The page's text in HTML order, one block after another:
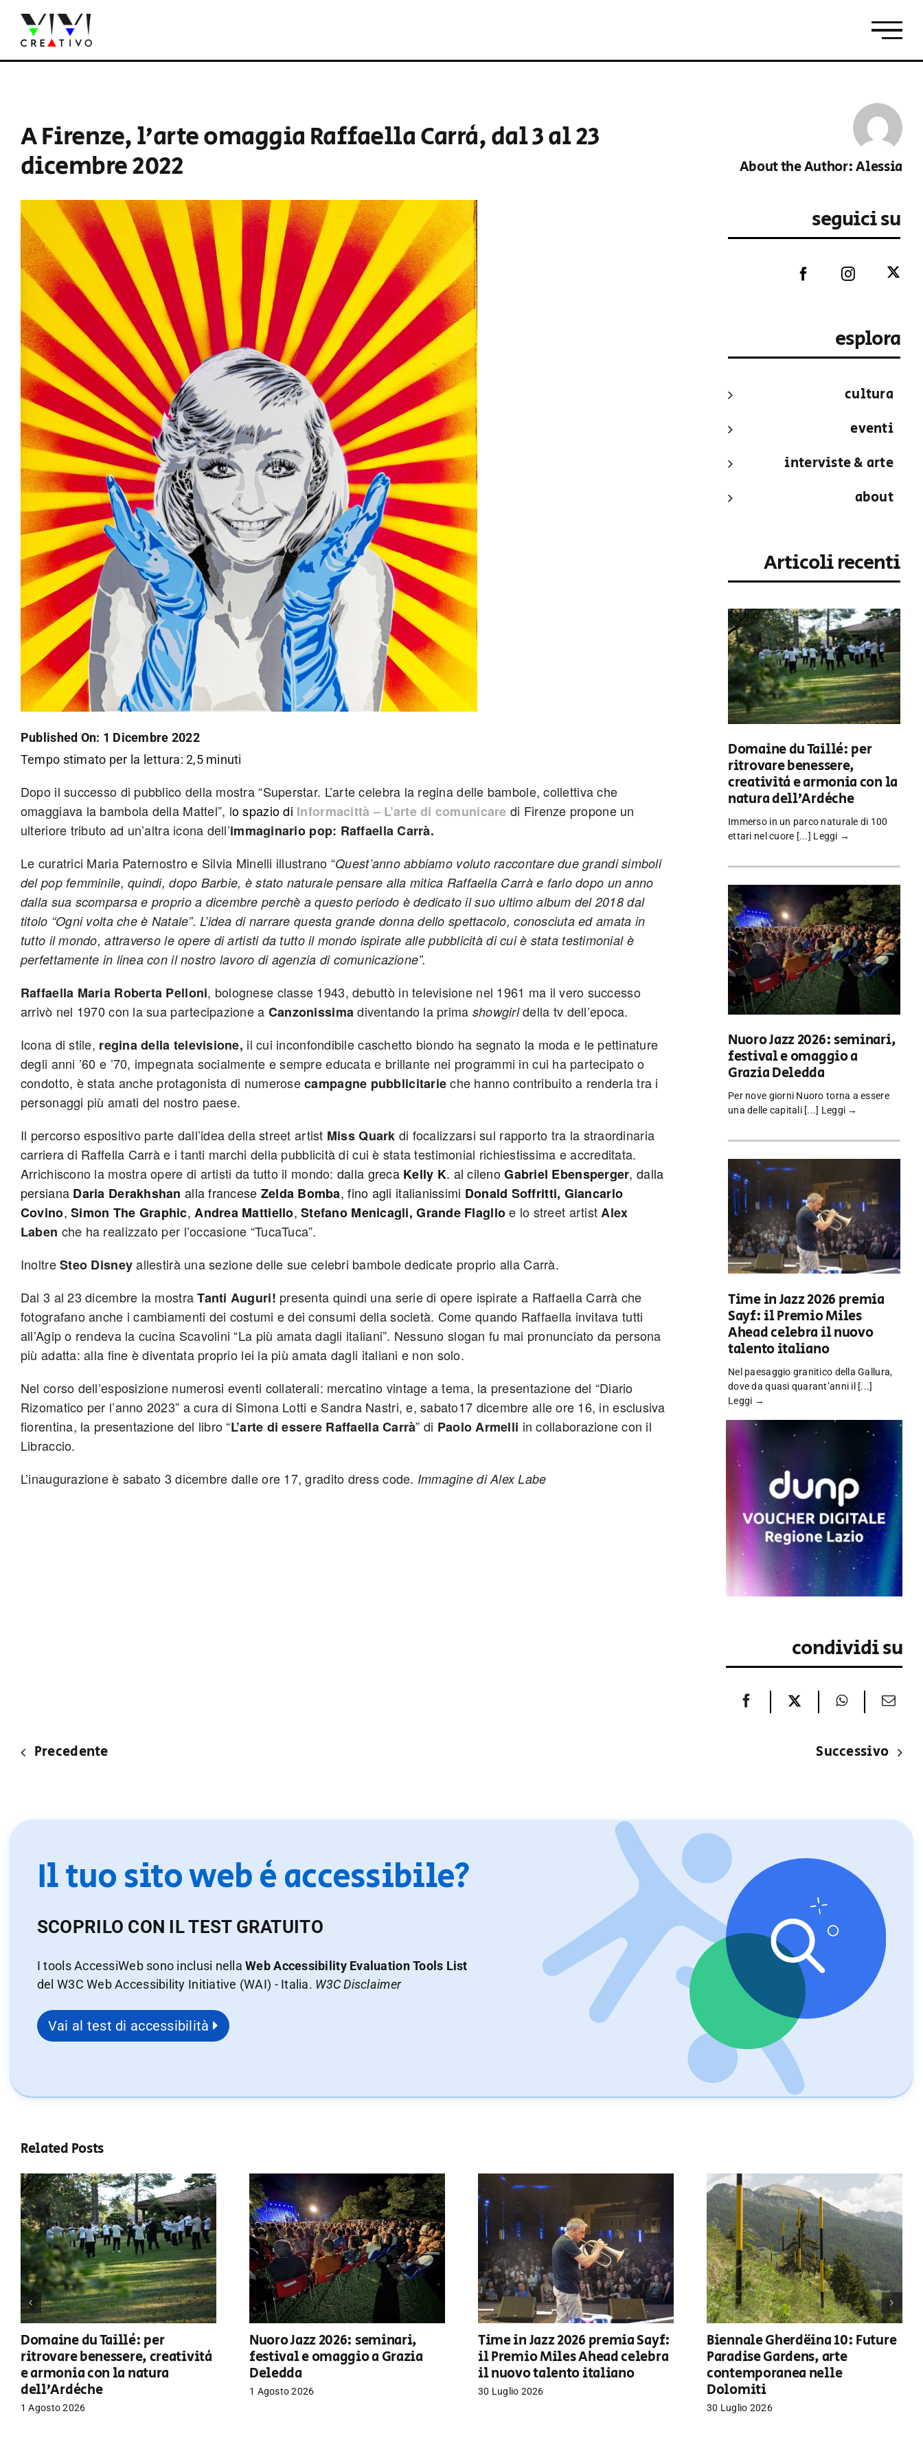
contenuto
A Firenze, l’arte omaggia Raffaella Carrà, dal 3 al 23
dicembre 2022
About the Author:Alessia
Published On: 1 Dicembre 2022
Tempo stimato per la lettura: 2,5 minuti
Dopo il successo di pubblico della mostra “Superstar. L’arte celebra la regina delle bambole, collettiva che
omaggiava la bambola della Mattel”, lo spazio di Informacittà – L’arte di comunicare di Firenze propone un
ulteriore tributo ad un’altra icona dell’immaginario pop: Raffaella Carrà.
Le curatrici Maria Paternostro e Silvia Minelli illustrano “Quest’anno abbiamo voluto raccontare due grandi simboli
del pop femminile, quindi, dopo Barbie, è stato naturale pensare alla mitica Raffaella Carrà e farlo dopo un anno
dalla sua scomparsa e proprio a dicembre perchè a questo periodo è dedicato il suo ultimo album del 2018 dal
titolo “Ogni volta che è Natale”. L’idea di narrare questa grande donna dello spettacolo, conosciuta ed amata in
tutto il mondo, attraverso le opere di artisti da tutto il mondo ispirate alle pubblicità di cui è stata testimonial è
perfettamente in linea con il nostro lavoro di agenzia di comunicazione”.
Raffaella Maria Roberta Pelloni, bolognese classe 1943, debuttò in televisione nel 1961 ma il vero successo
arrivò nel 1970 con la sua partecipazione a Canzonissimadiventando la prima showgirldella tv dell’epoca.
Icona di stile, regina della televisione, il cui inconfondibile caschetto biondo ha segnato la moda e le pettinature
degli anni ’60 e ’70, impegnata socialmente e sempre educata e brillante nei programmi in cui ha partecipato o
condotto, è stata anche protagonista di numerosecampagne pubblicitarieche hanno contribuito a renderla tra i
personaggi più amati del nostro paese.
Il percorso espositivo parte dall’idea della street artist Miss Quark di focalizzarsi sul rapporto tra la straordinaria
carriera di Raffella Carrà e i tanti marchi della pubblicità di cui è stata testimonial richiestissima e accreditata.
Arrichiscono la mostra opere di artisti da tutto il mondo: dalla greca Kelly K. al cilenoGabriel Ebensperger, dalla
persiana Daria Derakhshan alla francese Zelda Bomba, fino agli italianissimi Donald Soffritti, Giancarlo
Covino,Simon The Graphic, Andrea Mattiello,Stefano Menicagli, Grande Flaglloe lo street artist Alex
Laben che ha realizzato per l’occasione “TucaTuca”.
InoltreSteo Disneyallestirà una sezione delle sue celebri bambole dedicate proprio alla Carrà.
Dal 3 al 23 dicembre la mostraTanti Auguri! presenta quindi una serie di opere ispirate a Raffaella Carrà che
fotografano anche i cambiamenti dei costumi e dei consumi della società. Come quando Raffaella invitava tutti
all’Agip o rendeva la cucina Scavolini “La più amata dagli italiani”. Nessuno slogan fu mai pronunciato da persona
più adatta: alla fine è diventata proprio lei la più amata dagli italiani e non solo.
Nel corso dell’esposizione numerosi eventi collaterali: mercatino vintage a tema, la presentazione del “Diario
Rizomatico per l’anno 2023” a cura di Simona Lotti e Sandra Nastri, e, sabato17 dicembre alle ore 16, in esclusiva
fiorentina, la presentazione del libro “L’arte di essere Raffaella Carrà” di Paolo Armelli in collaborazione con il
Libraccio.
L’inaugurazione è sabato 3 dicembre dalle ore 17, gradito dress code. Immagine di Alex Labe
seguici su
esplora
cultura
eventi
interviste & arte
about
Articoli recenti
Domaine du Taillé: per
ritrovare benessere,
creatività e armonia con la
natura dell’Ardèche
Immerso in un parco naturale di 100
ettari nel cuore [...] Leggi →
Nuoro Jazz 2026: seminari,
festival e omaggio a
Grazia Deledda
Per nove giorni Nuoro torna a essere
una delle capitali [...] Leggi →
Time in Jazz 2026 premia
Sayf: il Premio Miles
Ahead celebra il nuovo
talento italiano
Nel paesaggio granitico della Gallura,
dove da quasi quarant’anni il [...]
Leggi →
condividi su
Precedente Successivo
Il tuo sito web è accessibile?
SCOPRILO CON IL TEST GRATUITO
I tools AccessiWeb sono inclusi nellaWeb Accessibility Evaluation Tools List
del W3C Web Accessibility Initiative (WAI) - Italia. W3C Disclaimer
Vai al test di accessibilità
Related Posts
Domaine du Taillé: per
ritrovare benessere, creatività
e armonia con la natura
dell’Ardèche
1 Agosto 2026
Nuoro Jazz 2026: seminari,
festival e omaggio a Grazia
Deledda
1 Agosto 2026
Time in Jazz 2026 premia Sayf:
il Premio Miles Ahead celebra
il nuovo talento italiano
30 Luglio 2026
Biennale Gherdëina 10: Future
Paradise Gardens, arte
contemporanea nelle
Dolomiti
30 Luglio 2026